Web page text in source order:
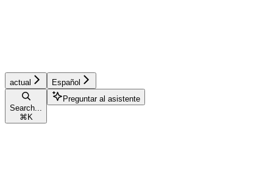
actual Español
Search...
⌘ K
Preguntar al asistente